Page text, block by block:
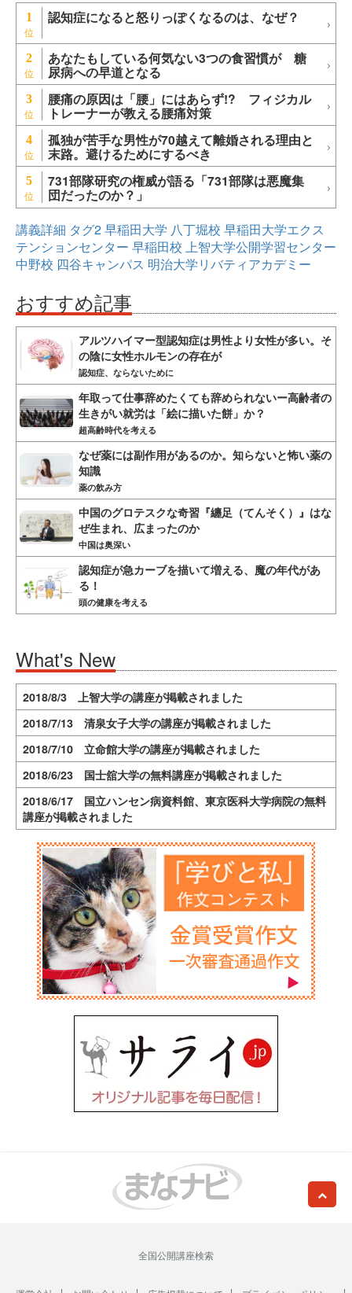
1 認知症になると怒りっぽくなるのは、なぜ？
2 あなたもしている何気ない3つの食習慣が 糖
尿病への早道となる
3 腰痛の原因は「腰」にはあらず!? フィジカル
トレーナーが教える腰痛対策
4 孤独が苦手な男性が70越えて離婚される理由と
末路。避けるためにするべき
5 731部隊研究の権威が語る「731部隊は悪魔集
団だったのか？」
講義詳細 タグ2早稲田大学 八丁堀校 早稲田大学エクス
テンションセンター 早稲田校 上智大学公開学習センター
中野校 四谷キャンパス 明治大学リバティアカデミー
おすすめ記事
アルツハイマー型認知症は男性より女性が多い。そ
の陰に女性ホルモンの存在が
認知症、ならないために
年取って仕事辞めたくても辞められないー高齢者の
生きがい就労は「絵に描いた餅」か？
超高齢時代を考える
なぜ薬には副作用があるのか。知らないと怖い薬の
知識
薬の飲み方
中国のグロテスクな奇習『纏足（てんそく）』はな
ぜ生まれ、広まったのか
中国は奥深い
認知症が急カーブを描いて増える、魔の年代があ
る！
頭の健康を考える
What's New
2018/8/3 上智大学の講座が掲載されました
2018/7/13 清泉女子大学の講座が掲載されました
2018/7/10 立命館大学の講座が掲載されました
2018/6/23 国士舘大学の無料講座が掲載されました
2018/6/17 国立ハンセン病資料館、東京医科大学病院の無料
講座が掲載されました
全国公開講座検索